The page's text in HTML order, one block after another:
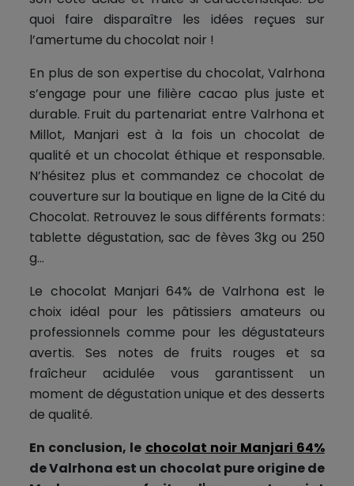
quoi faire disparaître les idées reçues sur
l’amertume du chocolat noir !
En plus de son expertise du chocolat, Valrhona
s’engage pour une filière cacao plus juste et
durable. Fruit du partenariat entre Valrhona et
Millot, Manjari est à la fois un chocolat de
qualité et un chocolat éthique et responsable.
N’hésitez plus et commandez ce chocolat de
couverture sur la boutique en ligne de la Cité du
Chocolat. Retrouvez le sous différents formats :
tablette dégustation, sac de fèves 3kg ou 250
g…
Le chocolat Manjari 64% de Valrhona est le
choix idéal pour les pâtissiers amateurs ou
professionnels comme pour les dégustateurs
avertis. Ses notes de fruits rouges et sa
fraîcheur acidulée vous garantissent un
moment de dégustation unique et des desserts
de qualité.
En conclusion, le chocolat noir Manjari 64%
de Valrhona est un chocolat pure origine de